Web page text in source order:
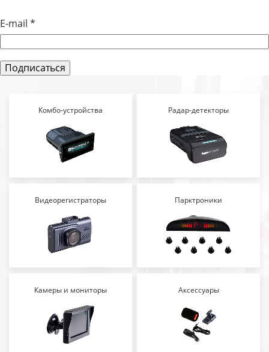
E-mail *
Комбо-устройства Радар-детекторы
Видеорегистраторы Парктроники
Камеры и мониторы Аксессуары